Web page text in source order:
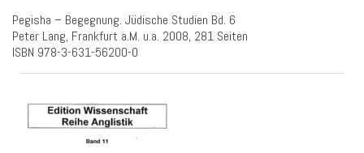
Pegisha – Begegnung. Jüdische Studien Bd. 6
Peter Lang, Frankfurt a.M. u.a. 2008, 281 Seiten
ISBN 978-3-631-56200-0